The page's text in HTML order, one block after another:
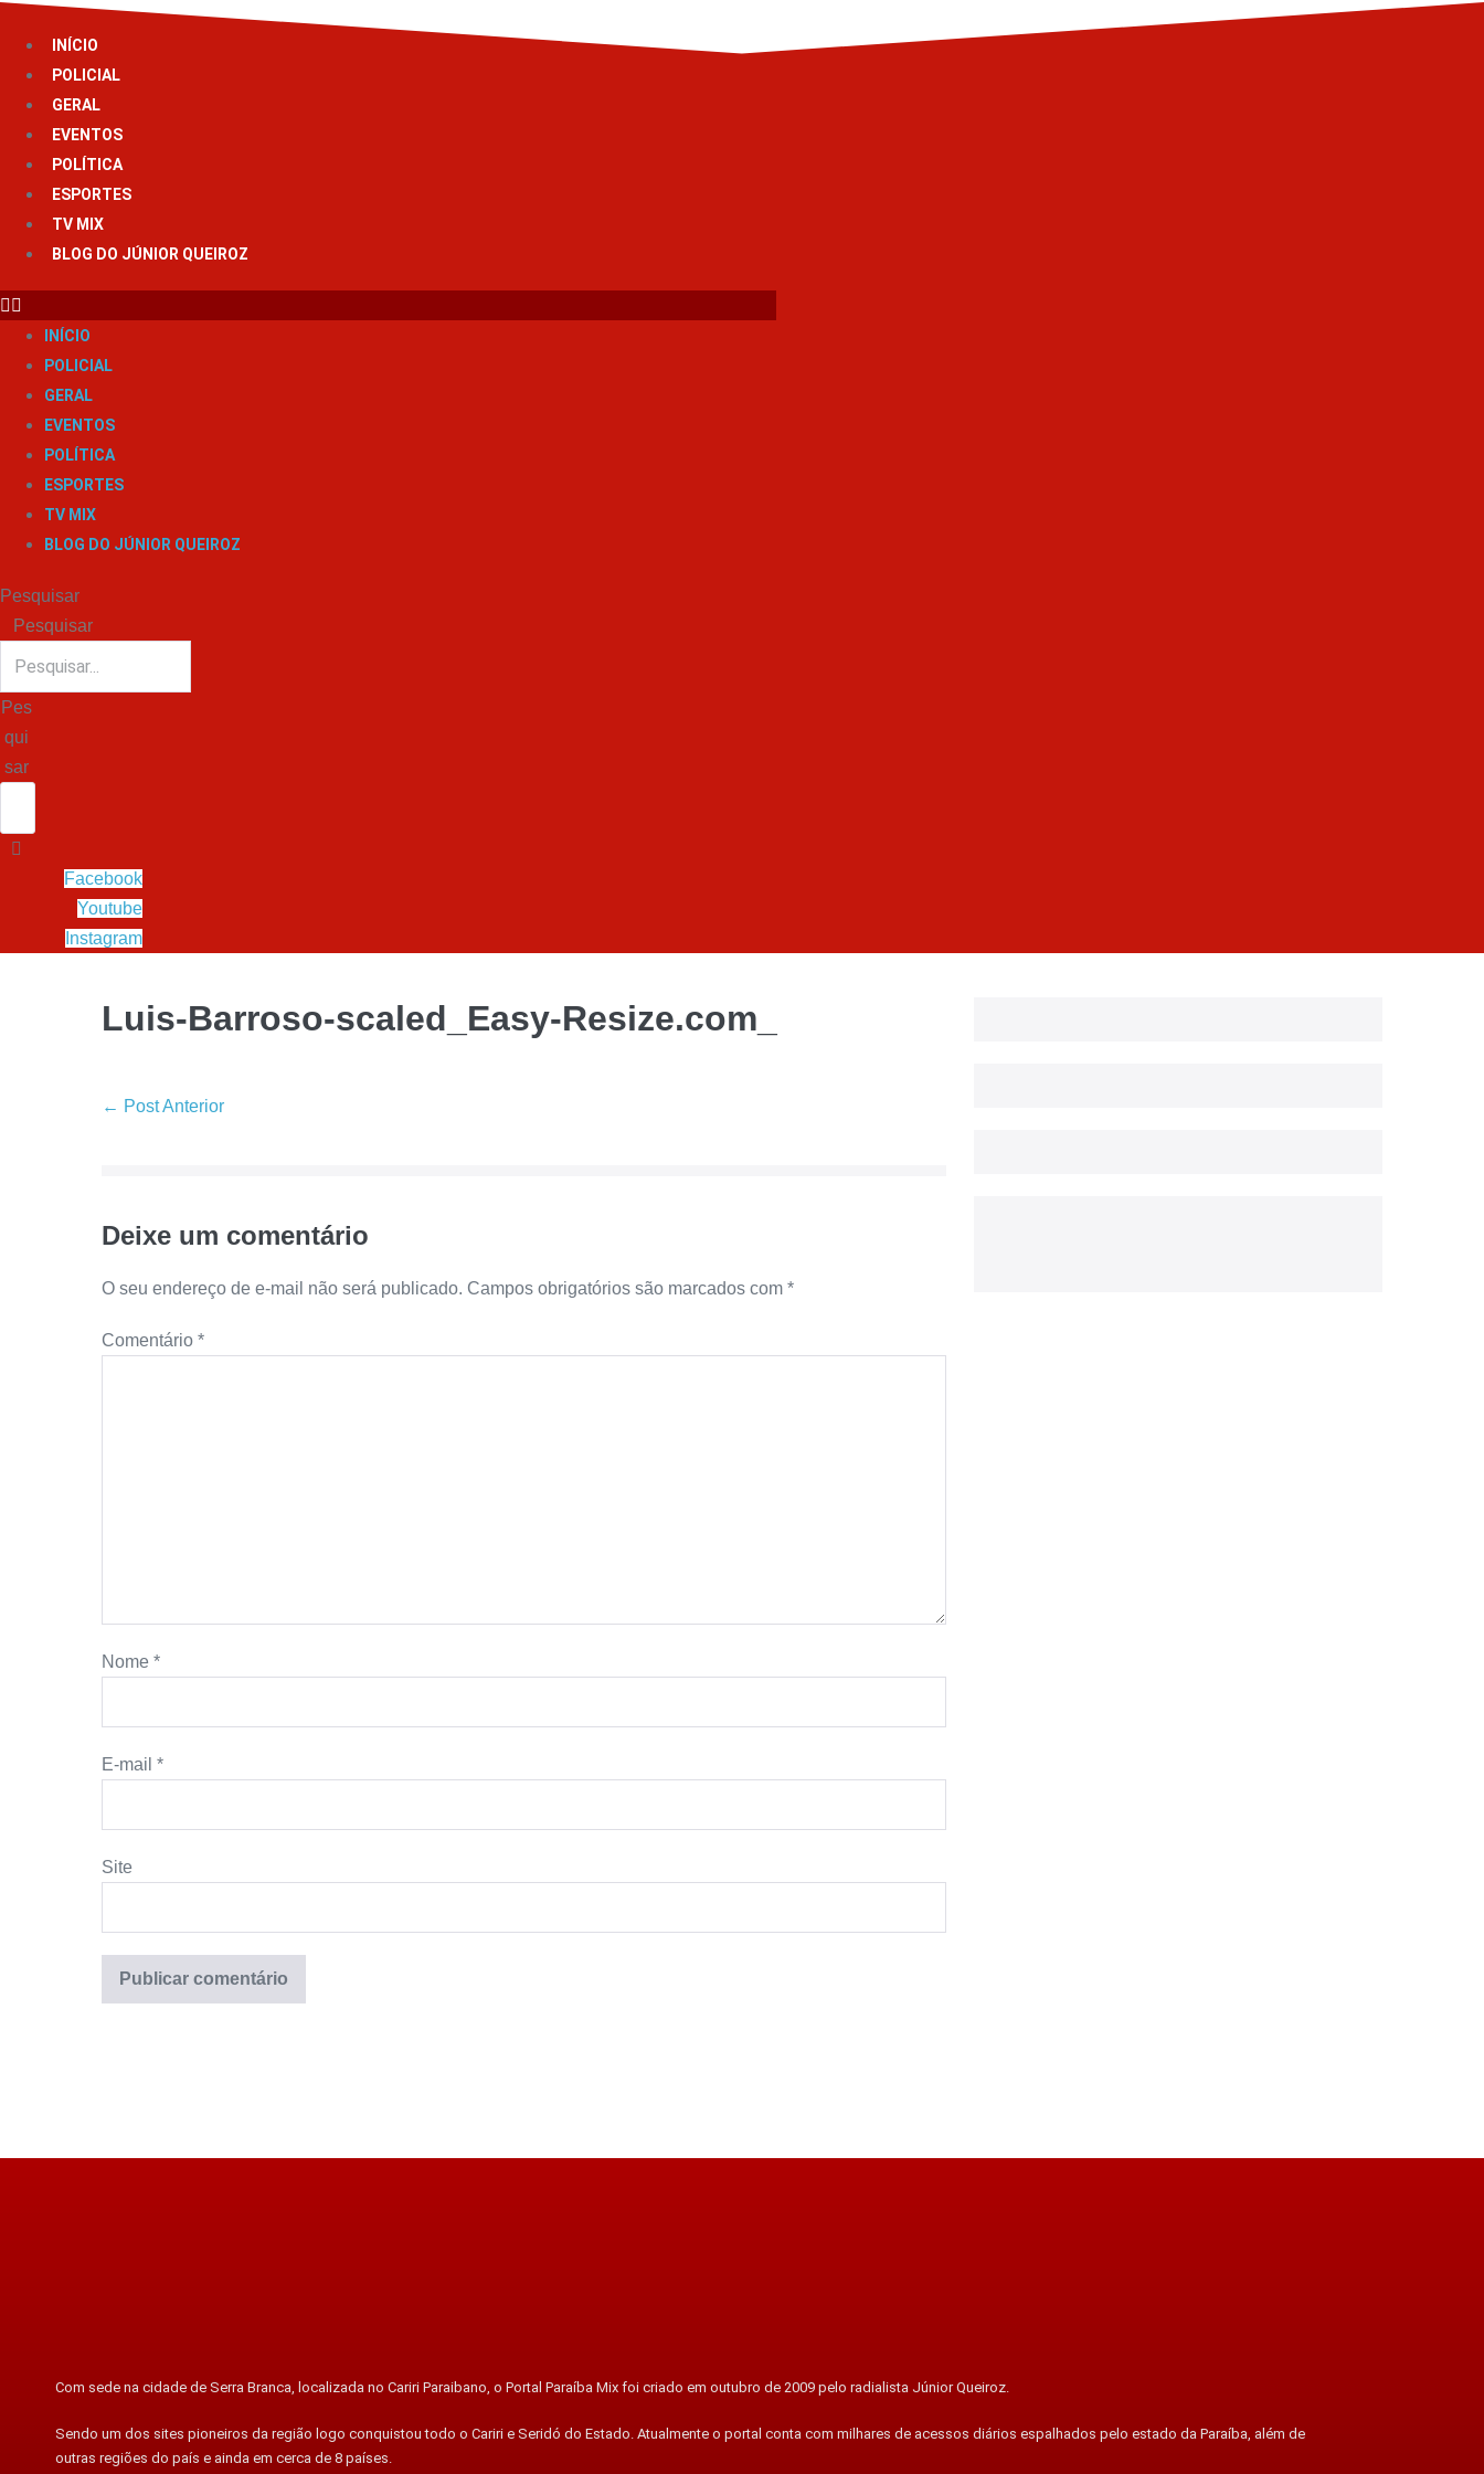
para
conteúdo
INÍCIO
POLICIAL
GERAL
EVENTOS
POLÍTICA
ESPORTES
TV MIX
BLOG DO JÚNIOR QUEIROZ
INÍCIO
POLICIAL
GERAL
EVENTOS
POLÍTICA
ESPORTES
TV MIX
BLOG DO JÚNIOR QUEIROZ
Pesquisar
Pesquisar
Pes
qui
sar
Facebook
Youtube
Instagram
Luis-Barroso-scaled_Easy-Resize.com_
Navegação
← Post Anterior
Deixe um comentário
O seu endereço de e-mail não será publicado. Campos obrigatórios são marcados com *
Comentário *
Nome *
E-mail *
Site
Com sede na cidade de Serra Branca, localizada no Cariri Paraibano, o Portal Paraíba Mix foi criado em outubro de 2009 pelo radialista Júnior Queiroz.
Sendo um dos sites pioneiros da região logo conquistou todo o Cariri e Seridó do Estado. Atualmente o portal conta com milhares de acessos diários espalhados pelo estado da Paraíba, além de
outras regiões do país e ainda em cerca de 8 países.